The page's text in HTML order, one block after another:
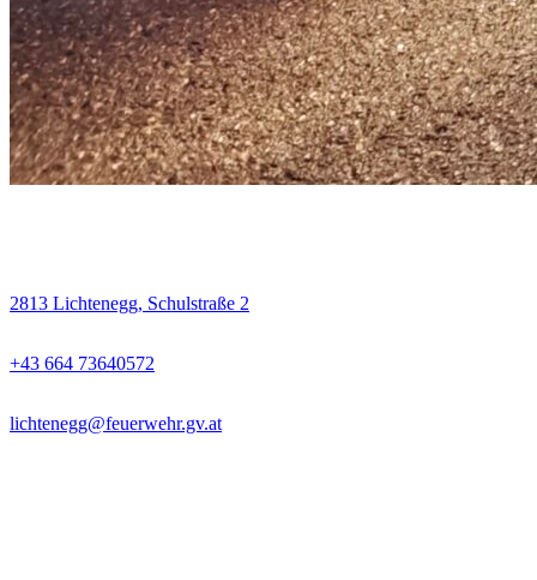
2813 Lichtenegg, Schulstraße 2
+43 664 73640572
lichtenegg@feuerwehr.gv.at